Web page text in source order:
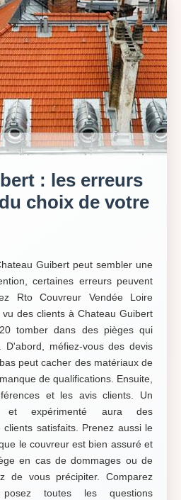
: les erreurs
choix de votre
Guibert peut sembler une
certaines erreurs peuvent
Rto Couvreur Vendée Loire
des clients à Chateau Guibert
tomber dans des pièges qui
méfiez-vous des devis
peut cacher des matériaux de
de qualifications. Ensuite,
et les avis clients. Un
et expérimenté aura des
satisfaits. Prenez aussi le
le couvreur est bien assuré et
en cas de dommages ou de
de vous précipiter. Comparez
toutes les questions